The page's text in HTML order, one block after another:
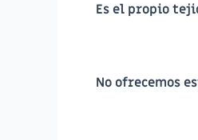
Es el propio
No ofrecemos